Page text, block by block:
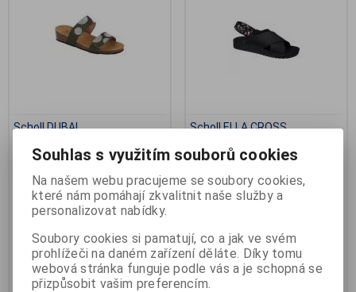
Scholl DUBAI
Výrobce:
SCHOLL
Katalogové číslo: B-F298751028
Záruka (měsíců):
Termín dodání (dny):skladem
Počet na skladě: 1 pár
stélka Bioprint , šíře F, pásky na
suchý zip
1 774 Kč
Přidat do košíku
Scholl ELLA CROSS
Katalogové číslo: B-
F278441004380
Počet na skladě:1 pár
dámské pohodlné sandály,
1 569 Kč
Souhlas s využitím souborů cookies
Na našem webu pracujeme se soubory cookies,
které nám pomáhají zkvalitnit naše služby a
personalizovat nabídky.
Soubory cookies si pamatují, co a jak ve svém
prohlížeči na daném zařízení děláte. Díky tomu
webová stránka funguje podle vás a je schopná se
přizpůsobit vašim preferencím.